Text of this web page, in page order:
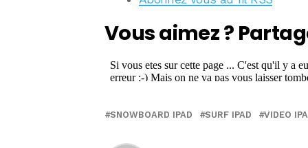
Vous aimez ?
SNOWBOARD IPAD SURF IPAD VIDEO